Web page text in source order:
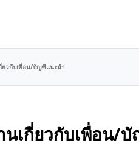
วกับเพื่อน/บัญชีแนะนำ
เกี่ยวกับเพื่อน/